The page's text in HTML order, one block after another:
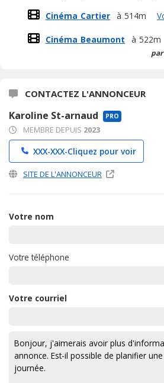
Cinéma Cartier à 514m
Cinéma Beaumont à 522m
par
CONTACTEZ L'ANNONCEUR
Karoline St-arnaud PRO
MEMBRE DEPUIS 2023
XXX-XXX-Cliquez pour voir
SITE DE L'ANNONCEUR
Votre nom
Votre téléphone
Votre courriel